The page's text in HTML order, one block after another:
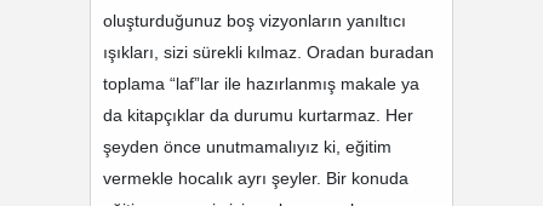
oluşturduğunuz boş vizyonların yanıltıcı
ışıkları, sizi sürekli kılmaz. Oradan buradan
toplama “laf”lar ile hazırlanmış makale ya
da kitapçıklar da durumu kurtarmaz. Her
şeyden önce unutmamalıyız ki, eğitim
vermekle hocalık ayrı şeyler. Bir konuda